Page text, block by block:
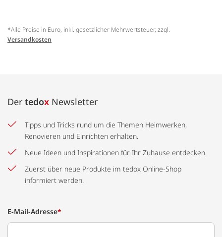
*Alle Preise in Euro, inkl. gesetzlicher Mehrwertsteuer, zzgl.
Versandkosten
Der tedox Newsletter
Tipps und Tricks rund um die Themen Heimwerken,
Renovieren und Einrichten erhalten.
Neue Ideen und Inspirationen für Ihr Zuhause entdecken.
Zuerst über neue Produkte im tedox Online-Shop
informiert werden.
E-Mail-Adresse*